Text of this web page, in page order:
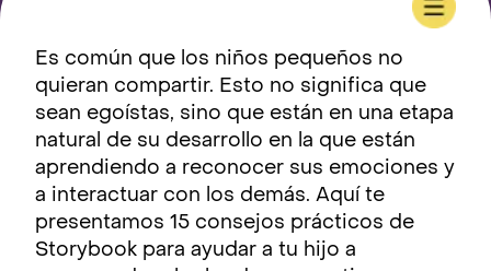
Es común que los niños pequeños no
quieran compartir. Esto no significa que
sean egoístas, sino que están en una etapa
natural de su desarrollo en la que están
aprendiendo a reconocer sus emociones y
a interactuar con los demás. Aquí te
presentamos 15 consejos prácticos de
Storybook para ayudar a tu hijo a